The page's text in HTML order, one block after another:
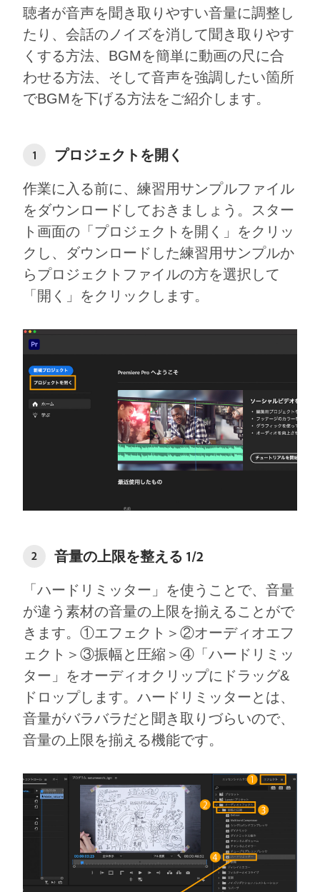
聴者が音声を聞き取りやすい音量に調整し
たり、会話のノイズを消して聞き取りやす
くする方法、BGMを簡単に動画の尺に合
わせる方法、そして音声を強調したい箇所
でBGMを下げる方法をご紹介します。
1 プロジェクトを開く
作業に入る前に、練習用サンプルファイル
をダウンロードしておきましょう。スター
ト画面の「プロジェクトを開く」をクリッ
クし、ダウンロードした練習用サンプルか
らプロジェクトファイルの方を選択して
「開く」をクリックします。
2 音量の上限を整える 1/2
「ハードリミッター」を使うことで、音量
が違う素材の⾳量の上限を揃えることがで
きます。①エフェクト＞②オーディオエフ
ェクト＞③振幅と圧縮＞④「ハードリミッ
ター」をオーディオクリップにドラッグ&
ドロップします。ハードリミッターとは、
⾳量がバラバラだと聞き取りづらいので、
⾳量の上限を揃える機能です。